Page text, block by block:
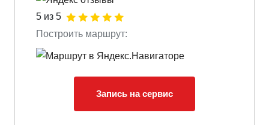
5 из 5
Построить маршрут:
Запись на сервис